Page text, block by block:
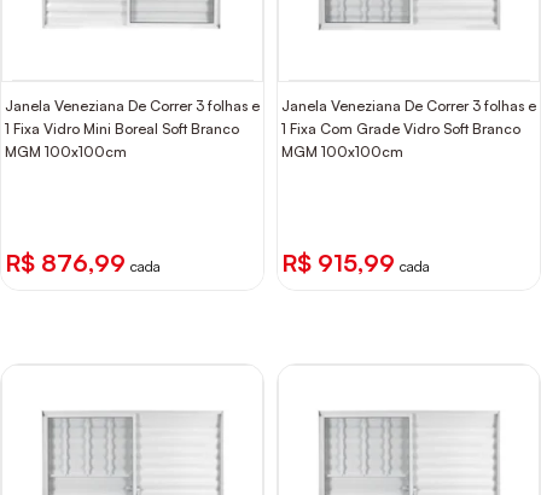
Janela Veneziana De Correr 3 folhas e
1 Fixa Vidro Mini Boreal Soft Branco
MGM 100x100cm
R$ 876,99 cada
Janela Veneziana De Correr 3 folhas e
1 Fixa Com Grade Vidro Soft Branco
MGM 100x100cm
R$ 915,99 cada